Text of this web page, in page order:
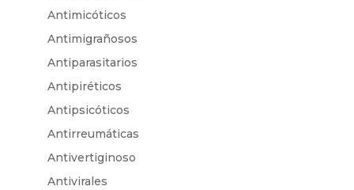
Antimicóticos
Antimigrañosos
Antiparasitarios
Antipiréticos
Antipsicóticos
Antirreumáticas
Antivertiginoso
Antivirales